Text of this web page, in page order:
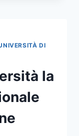
DI
la